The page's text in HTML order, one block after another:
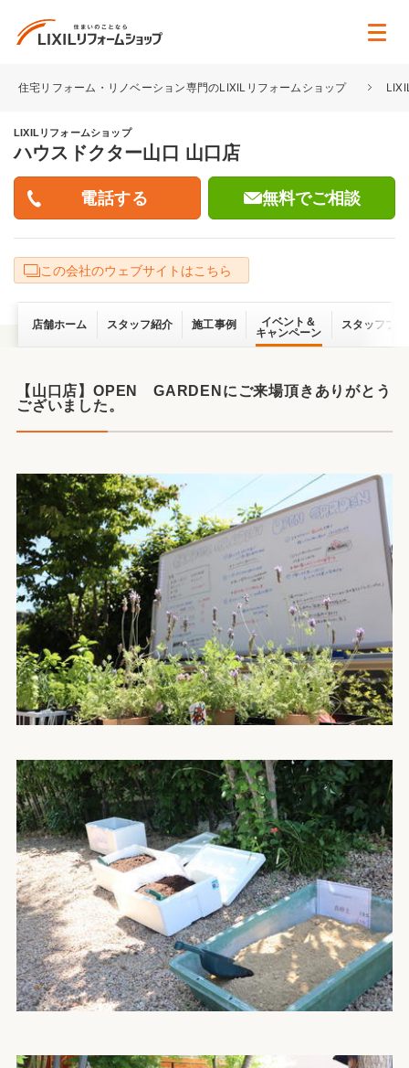
住宅リフォーム・リノベーション専門のLIXILリフォームショップ
LIXILリフォームショップ
ハウスドクター山口 山口店
無料でご相談
この会社のウェブサイトはこちら
店舗ホーム スタッフ紹介 施工事例
イベント＆
キャンペーン
スタッフブ
【山口店】OPEN GARDENにご来場頂きありがとう
ございました。